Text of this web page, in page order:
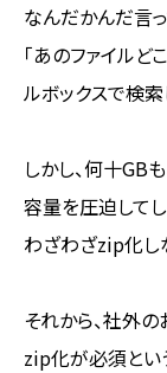
なんだかんだ言
「あのファイルど
ルボックスで検索
しかし、何十GB
容量を圧迫してし
わざわざzip化し
それから、社外
zip化が必須とい